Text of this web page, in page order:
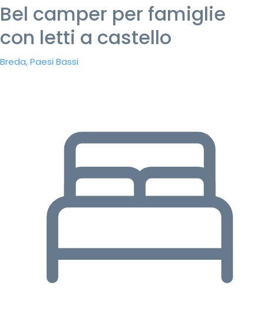
Bel camper per famiglie
con letti a castello
Breda, Paesi Bassi